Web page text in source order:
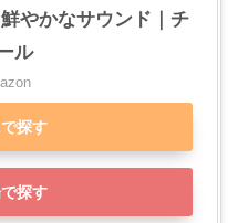
やかなサウンド｜チ
ル
探す
探す